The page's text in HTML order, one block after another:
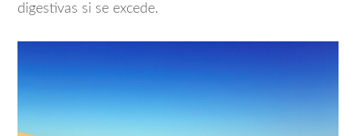
digestivas si se excede.